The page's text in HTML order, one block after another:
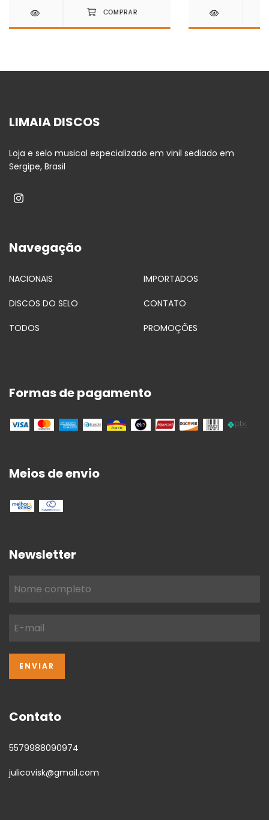
LIMAIA DISCOS
Loja e selo musical especializado em vinil sediado em
Sergipe, Brasil
Navegação
NACIONAIS IMPORTADOS
DISCOS DO SELO CONTATO
TODOS PROMOÇÕES
Formas de pagamento
Meios de envio
Newsletter
Contato
5579988090974
julicovisk@gmail.com